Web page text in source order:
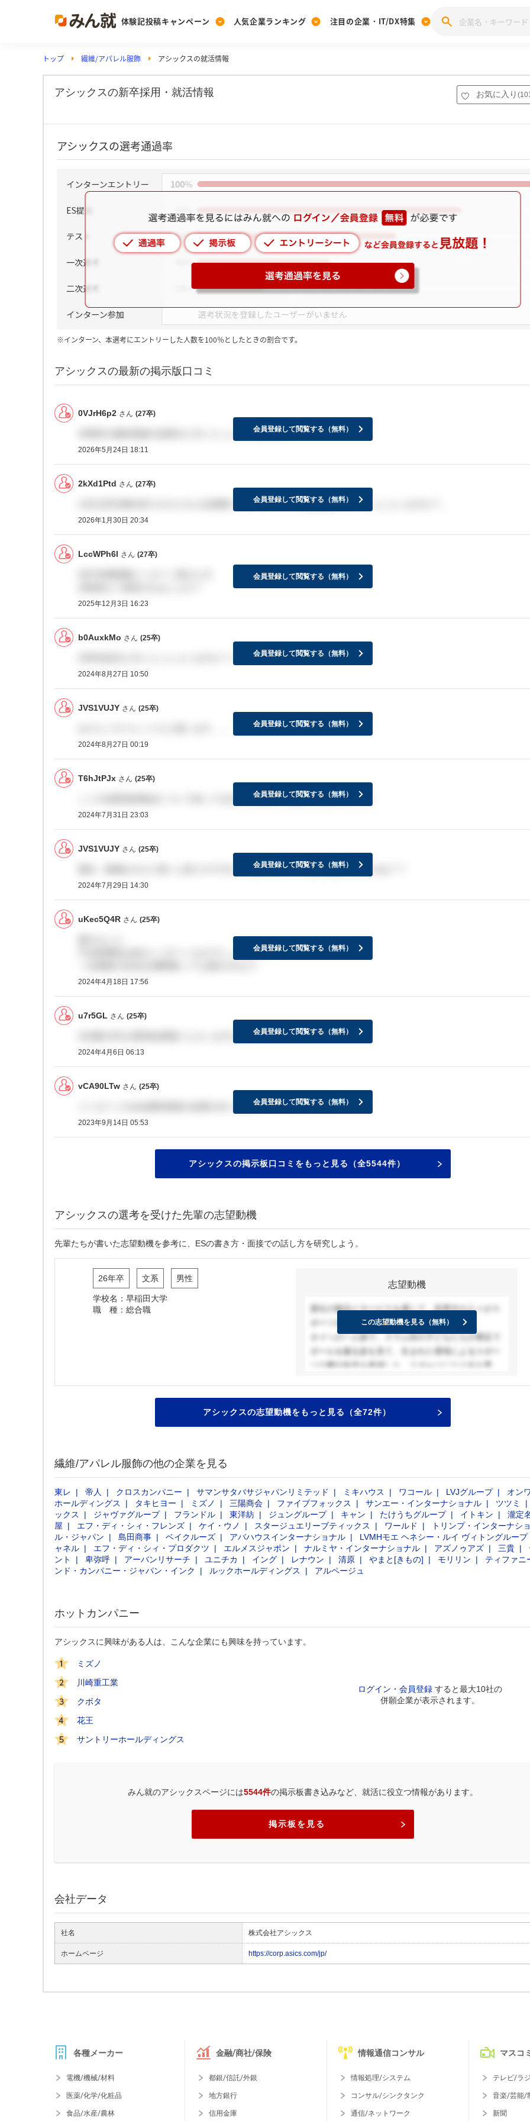
体験記投稿キャンペーン
Post
投稿する
[27卒] 本選考体験記投稿キャンペーン
人気企業ランキング
Ranking
ランキングを見る
みん
注目の企業・IT/DX特集
PickUp
注目の企業特集
28卒 IT・DX企業特集 27卒 IT・DX企業特集 28卒
動画で知ろう！業界・企業研究
トップ 繊維/アパレル服飾 アシックスの就活情報
アシックスの新卒採用・就活情報 お気に入り (
アシックスの選考通過率
※インターン、本選考にエントリーした人数を100％としたときの割合です。
アシックスの最新の掲示版口コミ
0VJrH6p2 さん (27卒)
本選考の最終面接の結果きた方いらっしゃいますか？
2026年5月24日 18:11
会員登録して閲覧する（無料）
2kXd1Ptd さん (27卒)
1月21日ES締め切りのカスタム生産職インターンシップの結果きた方いらっしゃいますか？、
2026年1月30日 20:34
会員登録して閲覧する（無料）
LccWPh6l さん (27卒)
2025年12月3日 16:23
会員登録して閲覧する（無料）
b0AuxkMo さん (25卒)
2024年8月27日 10:50
会員登録して閲覧する（無料）
JVS1VUJY さん (25卒)
2024年8月27日 00:19
会員登録して閲覧する（無料）
T6hJtPJx さん (25卒)
ここの従業員持株会について知ってる方いたら詳しく教えて頂きたいです。
2024年7月31日 23:03
会員登録して閲覧する（無料）
JVS1VUJY さん (25卒)
最近、株価がかなり高いと思うのですが、社員に対しての還元はありますかね？？
2024年7月29日 14:30
会員登録して閲覧する（無料）
uKec5Q4R さん (25卒)
不合格通知は来ないパターンなのでしょうか、、
2024年4月18日 17:56
会員登録して閲覧する（無料）
u7r5GL さん (25卒)
2024年4月6日 06:13
会員登録して閲覧する（無料）
vCA90LTw さん (25卒)
インターンのweb適性検査の結果が全く来ない、、、サイレント？？
2023年9月14日 05:53
会員登録して閲覧する（無料）
アシックスの掲示板口コミをもっと見る（全5544件）
アシックスの選考を受けた先輩の志望動機
先輩たちが書いた志望動機を参考に、ESの書き方・面接での話し方を研究しよう。
26年卒 文系 男性
学校名：早稲田大学
職 種：総合職
志望動機
貴社の製品とサービスを通じて、世界中の人々がス
ポーツを楽しめる環境を実現したい。
タイへの一人旅で、スラム街の子どもたちが裸足で
ボールを蹴る姿を見て、生まれた環境によるスポー
ツの機会格差を痛感した。スポーツには人生を豊か
貴社は、シューズを軸とした高品質なモノづくりに
ていることからも、私の想いを実現できる環境があ
ると確信した。15年間サッカーに打ち込み、貴社の
スパイクを履いたスーパースターに憧れた経験から
も、貴社の製品が持つ価値を強く実感している。そ
の価値をより多くの人に届け。スポーツを通じた社
会貢献に挑戦したい。
この志望動機を見る（無料）
アシックスの志望動機をもっと見る（全72件）
繊維/アパレル服飾の他の企業を見る
東レ 帝人 クロスカンパニー サマンサタバサジャパンリミテッド ミキハウス ワコール LVJグループ
オン
ホールディングス
タキヒヨー ミズノ 三陽商会 ファイブフォックス サンエー・インターナショナル ツツミ
ックス
ジャヴァグループ フランドル 東洋紡 ジュングループ キャン たけうちグループ イトキン
瀧定
屋
エフ・ディ・シィ・フレンズ ケイ・ウノ スタージュエリーブティックス ワールド
トリンプ・インターナシ
ル・ジャパン
島田商事 ベイクルーズ アバハウスインターナショナル LVMHモエ ヘネシー・ルイ ヴィトングループ
ャネル
エフ・ディ・シィ・プロダクツ エルメスジャポン ナルミヤ・インターナショナル アズノゥアズ 三貴
ント
卑弥呼 アーバンリサーチ ユニチカ イング レナウン 清原 やまと[きもの] モリリン
ティファニ
ンド・カンパニー・ジャパン・インク
ルックホールディングス アルページュ
ホットカンパニー
アシックスに興味がある人は、こんな企業にも興味を持っています。
ミズノ
川崎重工業
クボタ
花王
サントリーホールディングス
ログイン・会員登録 すると最大10社の
併願企業が表示されます。
みん就のアシックスページには5544件の掲示板書き込みなど、就活に役立つ情報があります。
掲示板を見る
会社データ
社名 株式会社アシックス
ホームページ https://corp.asics.com/jp/
各種メーカー
電機/機械/材料
医薬/化学/化粧品
食品/水産/農林
金融/商社/保険
都銀/信託/外銀
地方銀行
信用金庫
情報通信コンサル
情報処理/システム
コンサル/シンクタンク
通信/ネットワーク
マスコミ
テレビ/ラ
音楽/芸能/
新聞